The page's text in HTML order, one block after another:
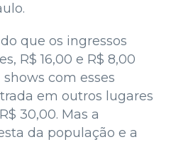
que os ingressos
R$ 16,00 e R$ 8,00
shows com esses
em outros lugares
30,00. Mas a
da população e a